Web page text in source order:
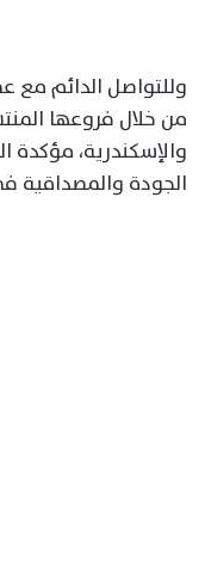
وللتواصل الدائم مع
من خلال فروعها
والإسكندرية، مؤكدة
الجودة والمصداقية